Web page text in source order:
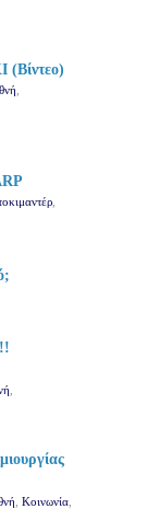
Κοινωνία